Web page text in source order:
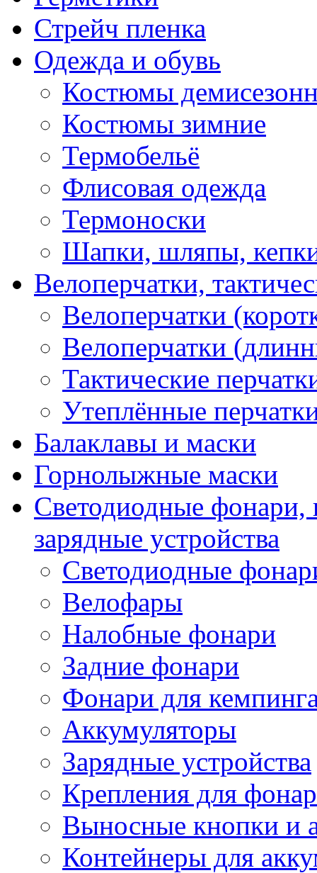
Стрейч пленка
Одежда и обувь
Костюмы
Костюмы зимние
Термобельё
Флисовая одежда
Термоноски
Шапки, шляпы,
Велоперчатки,
Велоперчатки
Велоперчатки
Тактические
Утеплённые
Балаклавы и маски
Горнолыжные маски
Светодиодные фонари,
зарядные устройства
Светодиодные
Велофары
Налобные фонари
Задние фонари
Фонари для
Аккумуляторы
Зарядные устройства
Крепления для
Выносные кнопки и
Контейнеры для